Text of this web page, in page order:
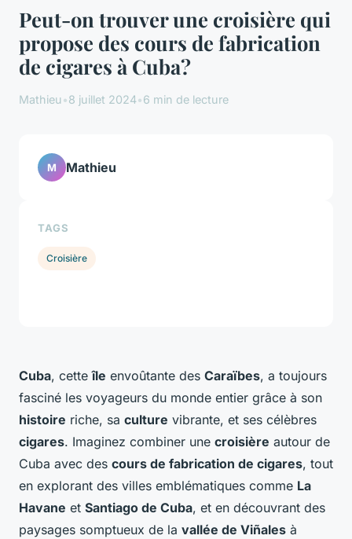
Peut-on trouver une croisière qui
propose des cours de fabrication
de cigares à Cuba?
Mathieu•8 juillet 2024•6 min de lecture
Cuba, cetteîle envoûtante des Caraïbes, a toujours
fasciné les voyageurs du monde entier grâce à son
histoire riche, sa culture vibrante, et ses célèbres
cigares. Imaginez combiner une croisière autour de
Cuba avec des cours de fabrication de cigares, tout
en explorant des villes emblématiques comme La
Havane et Santiago de Cuba, et en découvrant des
paysages somptueux de la vallée de Viñales à
M Mathieu
TAGS
Croisière